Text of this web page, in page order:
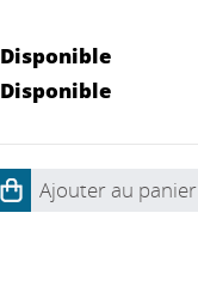
Disponible
Disponible
Ajouter au panier